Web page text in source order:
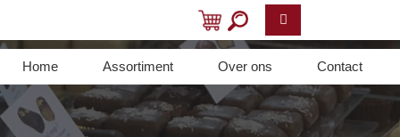
Home Assortiment Over ons Contact